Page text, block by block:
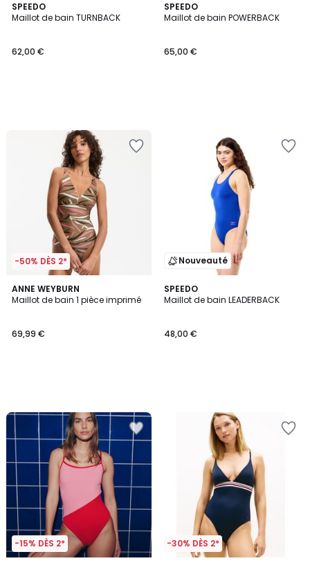
SPEEDO
Maillot de bain TURNBACK
62,00 €
SPEEDO
Maillot de bain POWERBACK
65,00 €
-50% DÈS 2*
ANNE WEYBURN
Maillot de bain 1 pièce imprimé
69,99 €
Nouveauté
SPEEDO
Maillot de bain LEADERBACK
48,00 €
-15% DÈS 2* -30% DÈS 2*